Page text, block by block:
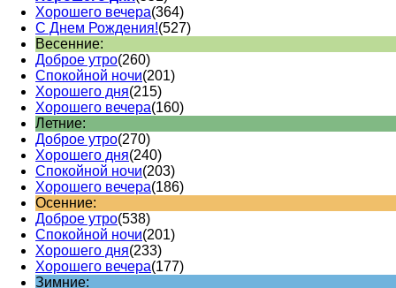
Хорошего вечера(364)
С Днем Рождения!(527)
Весенние:
Доброе утро(260)
Спокойной ночи(201)
Хорошего дня(215)
Хорошего вечера(160)
Летние:
Доброе утро(270)
Хорошего дня(240)
Спокойной ночи(203)
Хорошего вечера(186)
Осенние:
Доброе утро(538)
Спокойной ночи(201)
Хорошего дня(233)
Хорошего вечера(177)
Зимние: